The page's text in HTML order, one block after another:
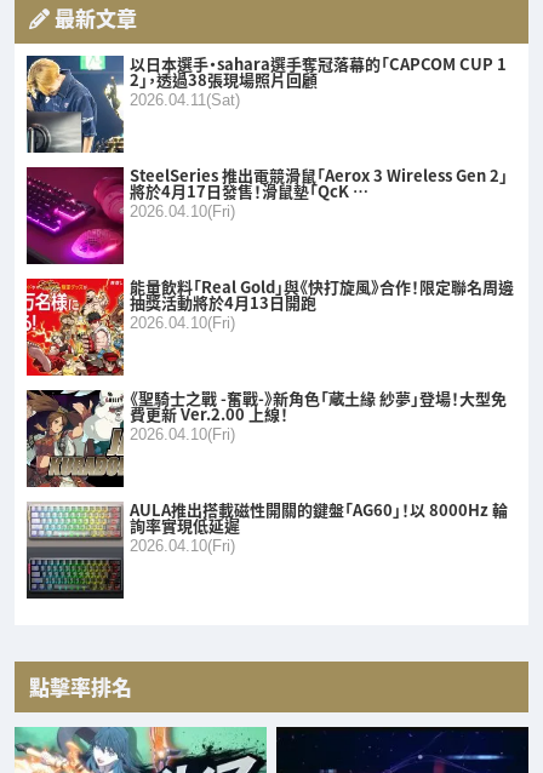
最新文章
以日本選手・sahara選手奪冠落幕的「CAPCOM CUP 1
2」，透過38張現場照片回顧
2026.04.11(Sat)
SteelSeries 推出電競滑鼠「Aerox 3 Wireless Gen 2」
將於4月17日發售！滑鼠墊「QcK …
2026.04.10(Fri)
能量飲料「Real Gold」與《快打旋風》合作！限定聯名周邊
抽獎活動將於4月13日開跑
2026.04.10(Fri)
《聖騎士之戰 -奮戰-》新角色「蔵土緣 紗夢」登場！大型免
費更新 Ver.2.00 上線！
2026.04.10(Fri)
AULA推出搭載磁性開關的鍵盤「AG60」！以 8000Hz 輪
詢率實現低延遲
2026.04.10(Fri)
點擊率排名